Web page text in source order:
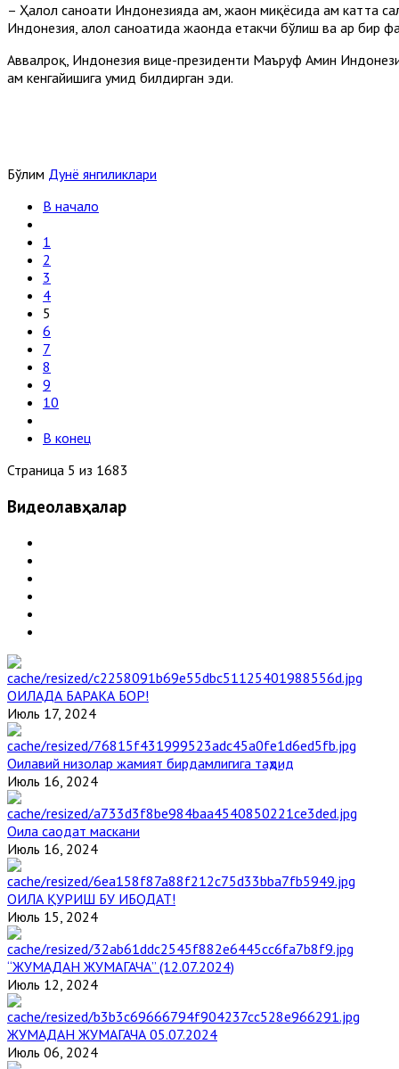
– Ҳалол саноати Индонезияда ҳам, жаҳон миқёсида ҳам катта
Индонезия, ҳалол саноатида жаҳонда етакчи бўлиш ва ҳар бир
Aввалроқ, Индонезия вице-президенти Маъруф Aмин
ҳам кенгайишига умид билдирган эди.
Бўлим Дунё янгиликлари
В начало
1
2
3
4
5
6
7
8
9
10
В конец
Страница 5 из 1683
Видеолавҳалар
ОИЛАДА БАРАКА БОР!
Июль 17, 2024
Оилавий низолар жамият бирдамлигига таҳдид
Июль 16, 2024
Оила саодат маскани
Июль 16, 2024
ОИЛА ҚУРИШ БУ ИБОДАТ!
Июль 15, 2024
“ЖУМАДАН ЖУМАГАЧА” (12.07.2024)
Июль 12, 2024
ЖУМАДАН ЖУМАГАЧА 05.07.2024
Июль 06, 2024